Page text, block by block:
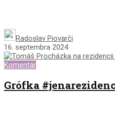
Radoslav Piovarči
16. septembra 2024
Komentár
Grófka